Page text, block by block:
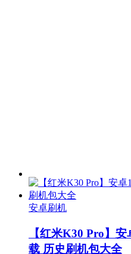
安卓刷机
【红米K30 Pro】
载 历史刷机包大全